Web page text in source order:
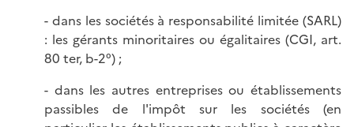
- dans les sociétés à responsabilité limitée (SARL)
: les gérants minoritaires ou égalitaires (CGI, art.
80 ter, b-2°) ;
- dans les autres entreprises ou établissements
passibles de l'impôt sur les sociétés (en